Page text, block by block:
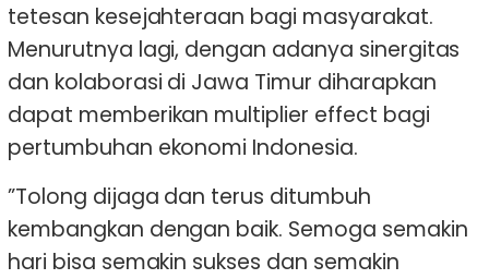
tetesan kesejahteraan bagi masyarakat.
Menurutnya lagi, dengan adanya sinergitas
dan kolaborasi di Jawa Timur diharapkan
dapat memberikan multiplier effect bagi
pertumbuhan ekonomi Indonesia.
”Tolong dijaga dan terus ditumbuh
kembangkan dengan baik. Semoga semakin
hari bisa semakin sukses dan semakin